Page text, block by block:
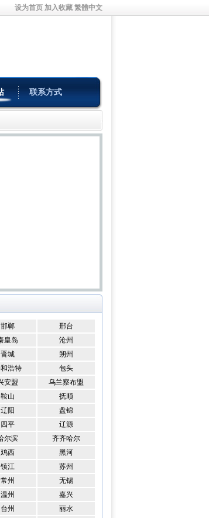
设为首页 加入收藏 繁體中文
联系方式
邯郸
邢台
皇岛
沧州
晋城
朔州
浩特
包头
安盟
乌兰察布盟
鞍山
抚顺
辽阳
盘锦
四平
辽源
尔滨
齐齐哈尔
鸡西
黑河
镇江
苏州
常州
无锡
温州
嘉兴
台州
丽水